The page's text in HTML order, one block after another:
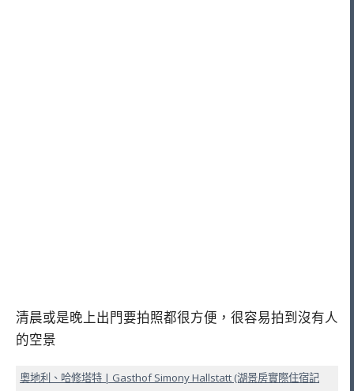
清晨或是晚上出門要拍照都很方便，很容易拍到沒有人
的空景
奧地利、哈修塔特 | Gasthof Simony Hallstatt (湖景房實際住宿記